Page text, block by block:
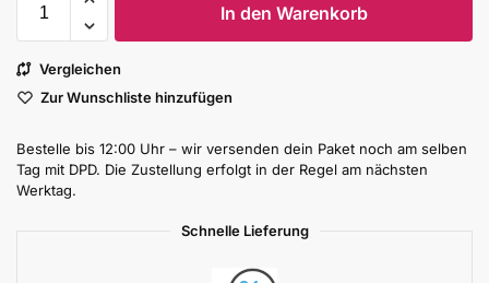
In den Warenkorb
Vergleichen
Zur Wunschliste hinzufügen
Bestelle bis 12:00 Uhr – wir versenden dein Paket noch am selben
Tag mit DPD. Die Zustellung erfolgt in der Regel am nächsten
Werktag.
Schnelle Lieferung